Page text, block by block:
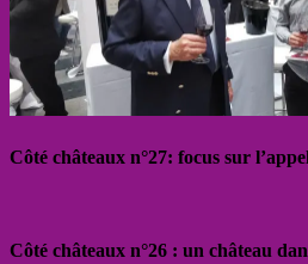
Côté châteaux n°27: focus sur
Côté châteaux n°26 : un château